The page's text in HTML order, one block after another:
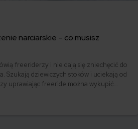
narciarskie – co musisz
freeriderzy i nie dają się zniechęcić do
Szukają dziewiczych stoków i uciekają od
uprawiając freeride można wykupić